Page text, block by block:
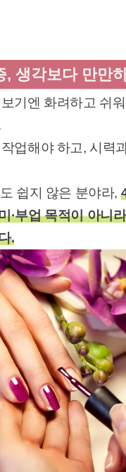
, 생각보다 만만
기엔 화려하고 쉬
업해야 하고, 시력
쉽지 않은 분야라,
·부업 목적이 아니
.